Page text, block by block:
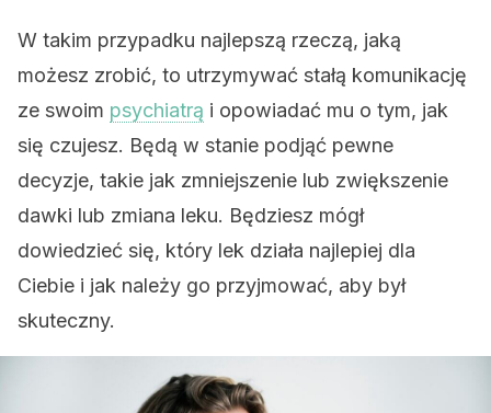
W takim przypadku najlepszą rzeczą, jaką
możesz zrobić, to utrzymywać stałą komunikację
ze swoim psychiatrą i opowiadać mu o tym, jak
się czujesz. Będą w stanie podjąć pewne
decyzje, takie jak zmniejszenie lub zwiększenie
dawki lub zmiana leku. Będziesz mógł
dowiedzieć się, który lek działa najlepiej dla
Ciebie i jak należy go przyjmować, aby był
skuteczny.